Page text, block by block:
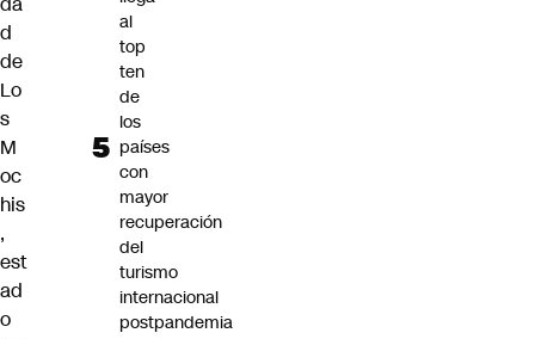
d
de
Lo
s
M
oc
his
,
est
ad
o
al
top
ten
de
los
países
con
mayor
recuperación
del
turismo
internacional
postpandemia